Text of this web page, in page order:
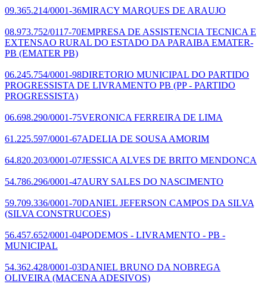
09.365.214/0001-36MIRACY MARQUES DE ARAUJO
08.973.752/0117-70EMPRESA DE ASSISTENCIA TECNICA E
EXTENSAO RURAL DO ESTADO DA PARAIBA EMATER-
PB (EMATER PB)
06.245.754/0001-98DIRETORIO MUNICIPAL DO PARTIDO
PROGRESSISTA DE LIVRAMENTO PB (PP - PARTIDO
PROGRESSISTA)
06.698.290/0001-75VERONICA FERREIRA DE LIMA
61.225.597/0001-67ADELIA DE SOUSA AMORIM
64.820.203/0001-07JESSICA ALVES DE BRITO MENDONCA
54.786.296/0001-47AURY SALES DO NASCIMENTO
59.709.336/0001-70DANIEL JEFERSON CAMPOS DA SILVA
(SILVA CONSTRUCOES)
56.457.652/0001-04PODEMOS - LIVRAMENTO - PB -
MUNICIPAL
54.362.428/0001-03DANIEL BRUNO DA NOBREGA
OLIVEIRA (MACENA ADESIVOS)